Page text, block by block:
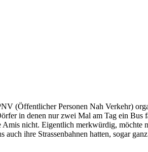
(Öffentlicher Personen Nah Verkehr)
in denen nur zwei Mal am Tag ein
nicht. Eigentlich merkwürdig,
ihre Strassenbahnen hatten, sogar